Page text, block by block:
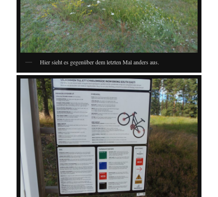
Hier sieht es gegenüber dem letzten Mal anders aus.